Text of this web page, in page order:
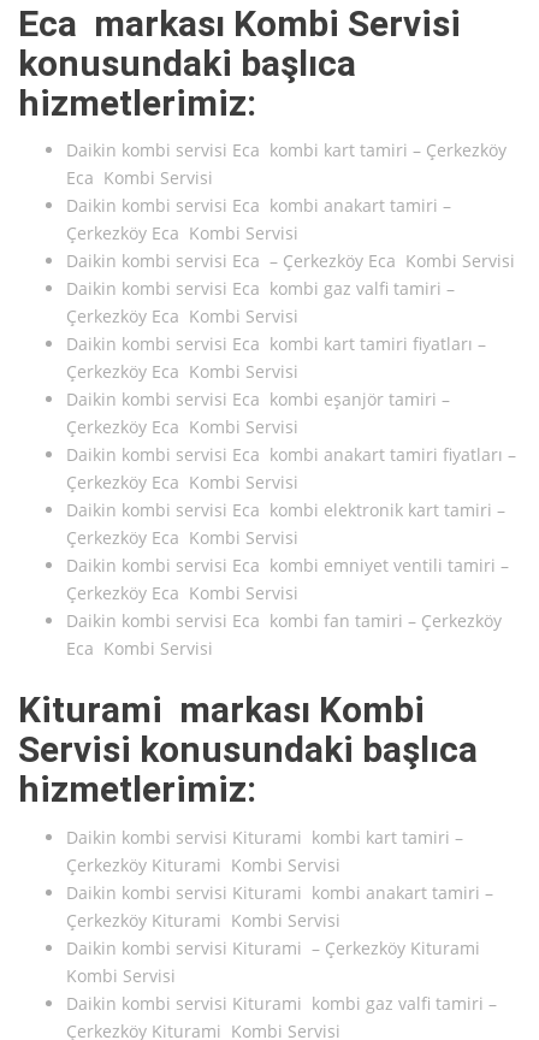
Eca markası Kombi Servisi
konusundaki başlıca
hizmetlerimiz:
Daikin kombi servisi Eca kombi kart tamiri – Çerkezköy
Eca Kombi Servisi
Daikin kombi servisi Eca kombi anakart tamiri –
Çerkezköy Eca Kombi Servisi
Daikin kombi servisi Eca – Çerkezköy Eca Kombi Servisi
Daikin kombi servisi Eca kombi gaz valfi tamiri –
Çerkezköy Eca Kombi Servisi
Daikin kombi servisi Eca kombi kart tamiri fiyatları –
Çerkezköy Eca Kombi Servisi
Daikin kombi servisi Eca kombi eşanjör tamiri –
Çerkezköy Eca Kombi Servisi
Daikin kombi servisi Eca kombi anakart tamiri fiyatları –
Çerkezköy Eca Kombi Servisi
Daikin kombi servisi Eca kombi elektronik kart tamiri –
Çerkezköy Eca Kombi Servisi
Daikin kombi servisi Eca kombi emniyet ventili tamiri –
Çerkezköy Eca Kombi Servisi
Daikin kombi servisi Eca kombi fan tamiri – Çerkezköy
Eca Kombi Servisi
Kiturami markası Kombi
Servisi konusundaki başlıca
hizmetlerimiz:
Daikin kombi servisi Kiturami kombi kart tamiri –
Çerkezköy Kiturami Kombi Servisi
Daikin kombi servisi Kiturami kombi anakart tamiri –
Çerkezköy Kiturami Kombi Servisi
Daikin kombi servisi Kiturami – Çerkezköy Kiturami
Kombi Servisi
Daikin kombi servisi Kiturami kombi gaz valfi tamiri –
Çerkezköy Kiturami Kombi Servisi